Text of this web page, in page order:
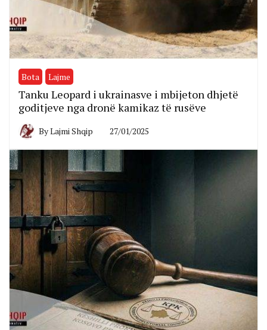
Bota Lajme
Tanku Leopard i ukrainasve i mbijeton dhjetë
goditjeve nga dronë kamikaz të rusëve
ByLajmi Shqip 27/01/2025